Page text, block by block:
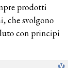
prodotti
che svolgono
con principi